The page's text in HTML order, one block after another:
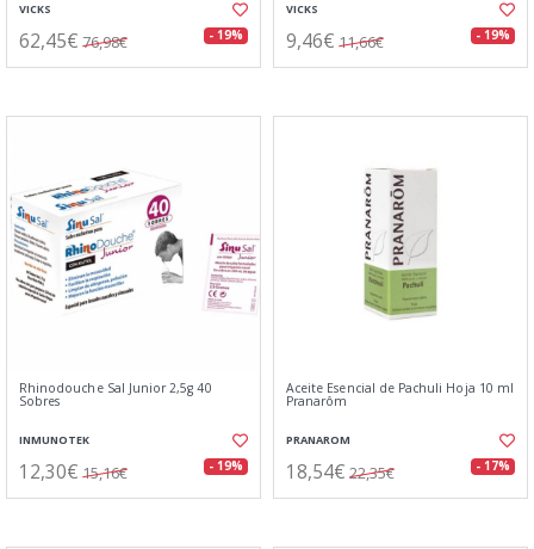
VICKS
62,45€ 76,98€ - 19%
VICKS
9,46€ 11,66€ - 19%
Rhinodouche Sal Junior 2,5g 40
Sobres
INMUNOTEK
12,30€ 15,16€ - 19%
Aceite Esencial de Pachuli Hoja 10 ml
Pranarôm
PRANAROM
18,54€ 22,35€ - 17%